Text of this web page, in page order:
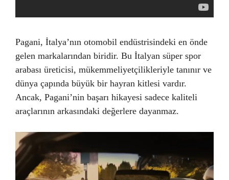
Pagani, İtalya’nın otomobil endüstrisindeki en önde
gelen markalarından biridir. Bu İtalyan süper spor
arabası üreticisi, mükemmeliyetçilikleriyle tanınır ve
dünya çapında büyük bir hayran kitlesi vardır.
Ancak, Pagani’nin başarı hikayesi sadece kaliteli
araçlarının arkasındaki değerlere dayanmaz.